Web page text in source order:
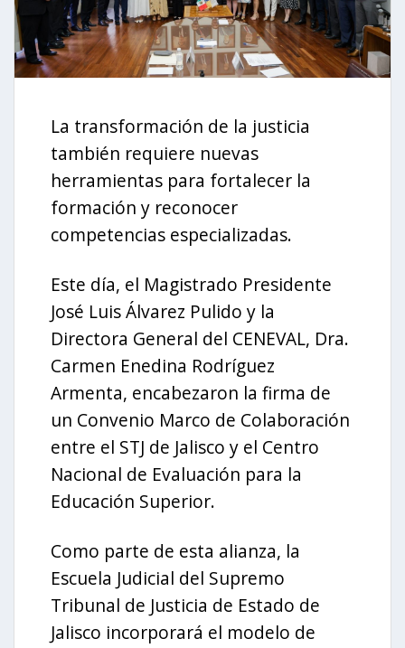
La transformación de la justicia
también requiere nuevas
herramientas para fortalecer la
formación y reconocer
competencias especializadas.
Este día, el Magistrado Presidente
José Luis Álvarez Pulido y la
Directora General del CENEVAL, Dra.
Carmen Enedina Rodríguez
Armenta, encabezaron la firma de
un Convenio Marco de Colaboración
entre el STJ de Jalisco y el Centro
Nacional de Evaluación para la
Educación Superior.
Como parte de esta alianza, la
Escuela Judicial del Supremo
Tribunal de Justicia de Estado de
Jalisco incorporará el modelo de